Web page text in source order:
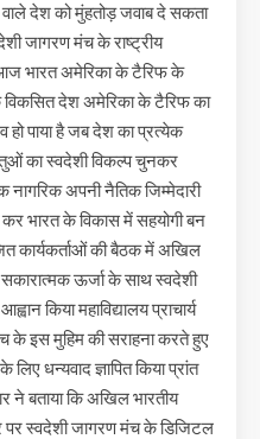
वाले देश को मुंहतोड़ जवाब दे सकता
जागरण मंच के राष्ट्रीय
भारत अमेरिका के टैरिफ के
विकसित देश अमेरिका के टैरिफ का
हो पाया है जब देश का प्रत्येक
का स्वदेशी विकल्प चुनकर
अपनी नैतिक जिम्मेदारी
भारत के विकास में सहयोगी बन
कार्यकर्ताओं की बैठक में अखिल
सकारात्मक ऊर्जा के साथ स्वदेशी
किया महाविद्यालय प्राचार्य
के इस मुहिम की सराहना करते हुए
लिए धन्यवाद ज्ञापित किया प्रांत
ने बताया कि अखिल भारतीय
पर स्वदेशी जागरण मंच के डिजिटल